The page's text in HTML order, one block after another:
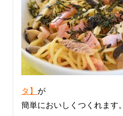
タ】 が
簡単においしくつくれます。